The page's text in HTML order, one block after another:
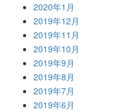
2020年1月
2019年12月
2019年11月
2019年10月
2019年9月
2019年8月
2019年7月
2019年6月